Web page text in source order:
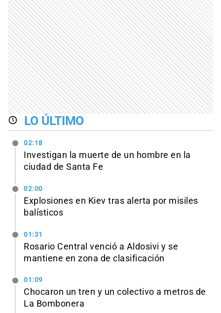
LO ÚLTIMO
02:18
Investigan la muerte de un hombre en la
ciudad de Santa Fe
02:00
Explosiones en Kiev tras alerta por misiles
balísticos
01:31
Rosario Central venció a Aldosivi y se
mantiene en zona de clasificación
01:09
Chocaron un tren y un colectivo a metros de
La Bombonera